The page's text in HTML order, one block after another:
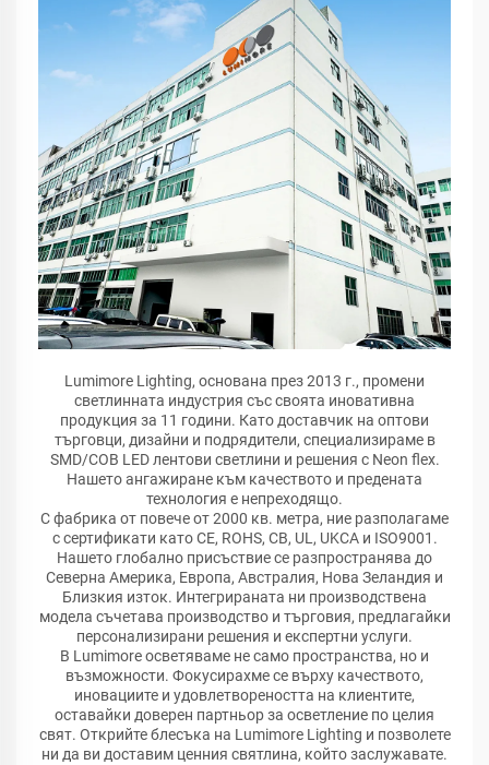
Lumimore Lighting, основана през 2013 г., промени
светлинната индустрия със своята иновативна
продукция за 11 години. Като доставчик на оптови
търговци, дизайни и подрядители, специализираме в
SMD/COB LED лентови светлини и решения с Neon flex.
Нашето ангажиране към качеството и предената
технология е непреходящо.
С фабрика от повече от 2000 кв. метра, ние разполагаме
с сертификати като CE, ROHS, CB, UL, UKCA и ISO9001.
Нашето глобално присъствие се разпространява до
Северна Америка, Европа, Австралия, Нова Зеландия и
Близкия изток. Интегрираната ни производствена
модела съчетава производство и търговия, предлагайки
персонализирани решения и експертни услуги.
В Lumimore осветяваме не само пространства, но и
възможности. Фокусирахме се върху качеството,
иновациите и удовлетвореността на клиентите,
оставайки доверен партньор за осветление по целия
свят. Открийте блесъка на Lumimore Lighting и позволете
ни да ви доставим ценния святлина, който заслужавате.